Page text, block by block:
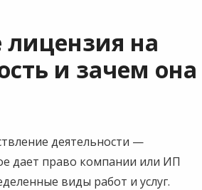
лицензия на
и зачем она
деятельности —
дает право компании или ИП
виды работ и услуг.